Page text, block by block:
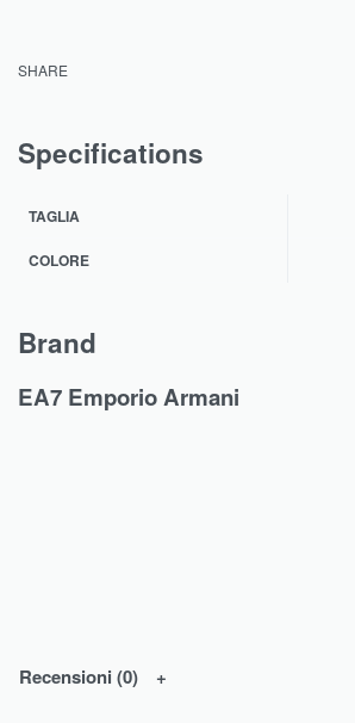
SHARE
Specifications
TAGLIA
COLORE
Brand
EA7 Emporio Armani
Recensioni (0)